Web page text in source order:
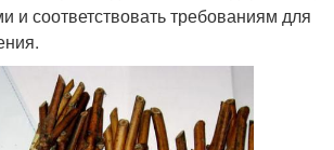
и соответствовать требованиям для